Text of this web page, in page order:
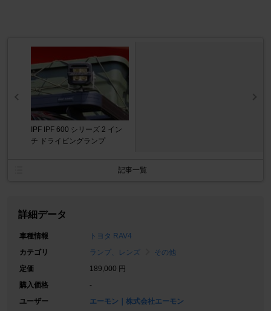
IPF IPF 600 シリーズ 2 イン
チ ドライビングランプ
記事一覧
詳細データ
車種情報
トヨタ RAV4
カテゴリ
ランプ、レンズ
その他
定価
189,000 円
購入価格
-
ユーザー
エーモン｜株式会社エーモン